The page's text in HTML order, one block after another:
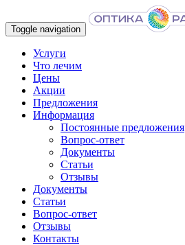
Toggle navigation
Услуги
Что лечим
Цены
Акции
Предложения
Информация
Постоянные предложения
Вопрос-ответ
Документы
Статьи
Отзывы
Документы
Статьи
Вопрос-ответ
Отзывы
Контакты